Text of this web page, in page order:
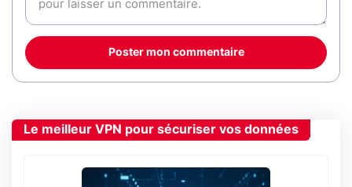
Poster mon commentaire
Le meilleur VPN pour sécuriser vos données